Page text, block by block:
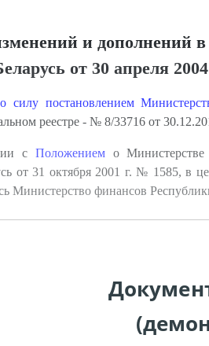
и дополнений
от 30 апреля
силу постановлением
реестре - № 8/33716 от
с Положениемо Министерстве
от 31 октября 2001 г. № 1585, в
Министерство финансов